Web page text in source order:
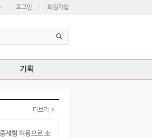
로그인 회원가입
기획
더보기
제형 허용으로 소비자 선택권 확대